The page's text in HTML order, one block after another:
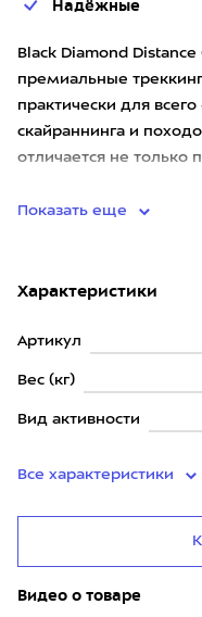
Надёжные
Black Diamond
премиальные
практически для
скайраннинга и
отличается не только
Показать еще
Характеристики
Артикул
Вес (кг)
Вид активности
Все характеристики
Видео о товаре